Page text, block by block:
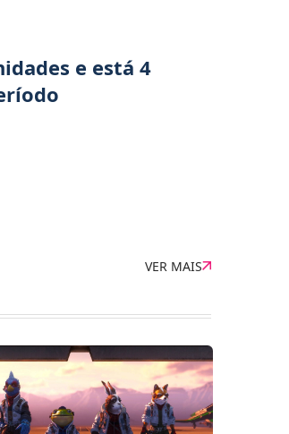
e está 4
VER MAIS